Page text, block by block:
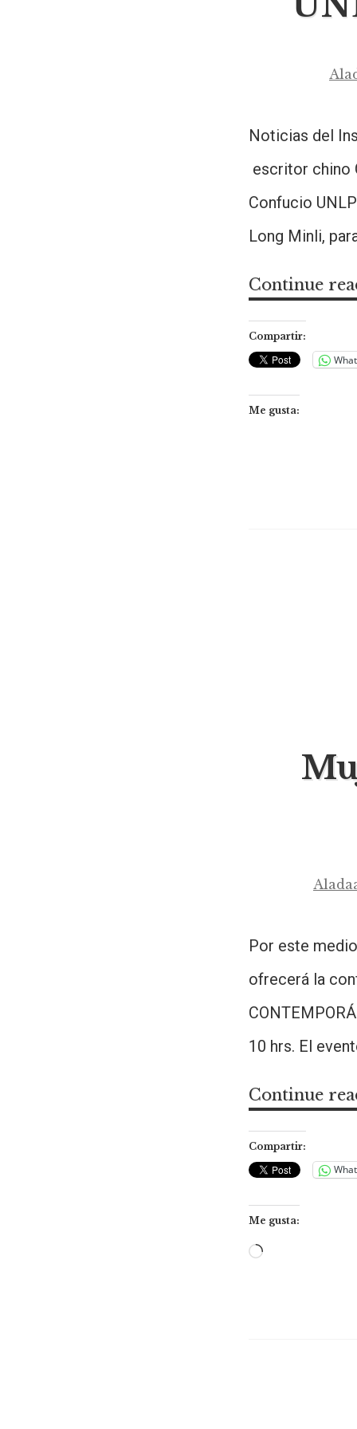
Noticias del
escritor chino
Confucio
Long Minli,
Continue
Compartir:
Me gusta:
Por este
ofrecerá la
10 hrs. El
Continue
Compartir:
Me gusta: